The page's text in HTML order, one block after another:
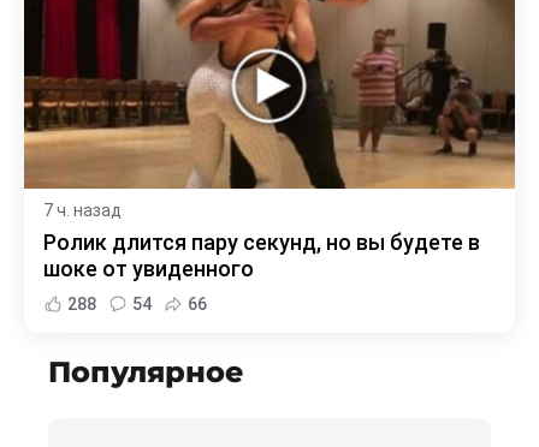
7 ч. назад
Ролик длится пару секунд, но вы будете в
шоке от увиденного
288 54 66
Популярное